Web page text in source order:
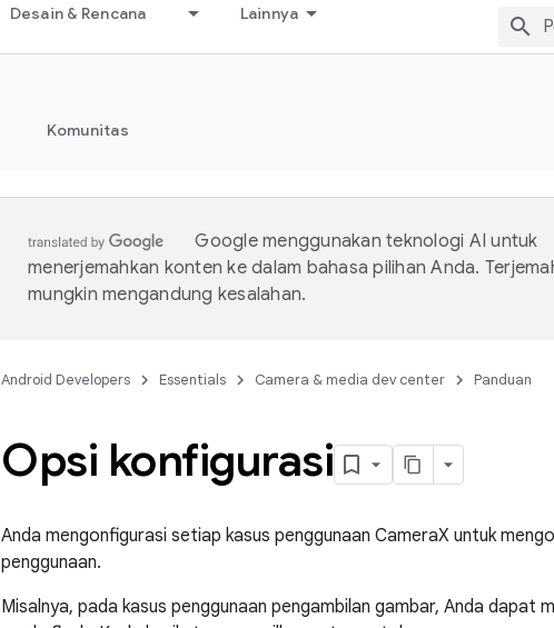
Desain & Rencana Lainnya
Komunitas
Google menggunakan teknologi AI untuk
menerjemahkan konten ke dalam bahasa pilihan Anda.
mungkin mengandung kesalahan.
Android Developers Essentials Camera & media dev center Panduan
Opsi konfigurasi
Anda mengonfigurasi setiap kasus penggunaan CameraX untuk
penggunaan.
Misalnya, pada kasus penggunaan pengambilan gambar, Anda